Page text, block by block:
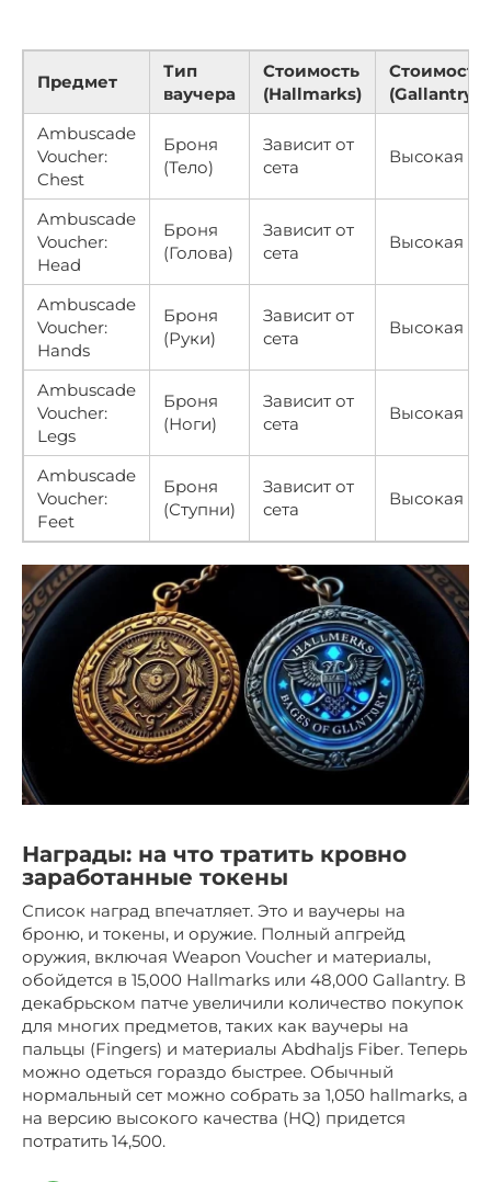
Предмет
Тип
ваучера
Стоимость
(Hallmarks)
Стоимость
(Gallantry)
Ambuscade
Voucher:
Chest
Броня
(Тело)
Зависит от
сета
Высокая
Ambuscade
Voucher:
Head
Броня
(Голова)
Зависит от
сета
Высокая
Ambuscade
Voucher:
Hands
Броня
(Руки)
Зависит от
сета
Высокая
Ambuscade
Voucher:
Legs
Броня
(Ноги)
Зависит от
сета
Высокая
Ambuscade
Voucher:
Feet
Броня
(Ступни)
Зависит от
сета
Высокая
Награды: на что тратить кровно
заработанные токены
Список наград впечатляет. Это и ваучеры на
броню, и токены, и оружие. Полный апгрейд
оружия, включая Weapon Voucher и материалы,
обойдется в 15,000 Hallmarks или 48,000 Gallantry. В
декабрьском патче увеличили количество покупок
для многих предметов, таких как ваучеры на
пальцы (Fingers) и материалы Abdhaljs Fiber. Теперь
можно одеться гораздо быстрее. Обычный
нормальный сет можно собрать за 1,050 hallmarks, а
на версию высокого качества (HQ) придется
потратить 14,500.